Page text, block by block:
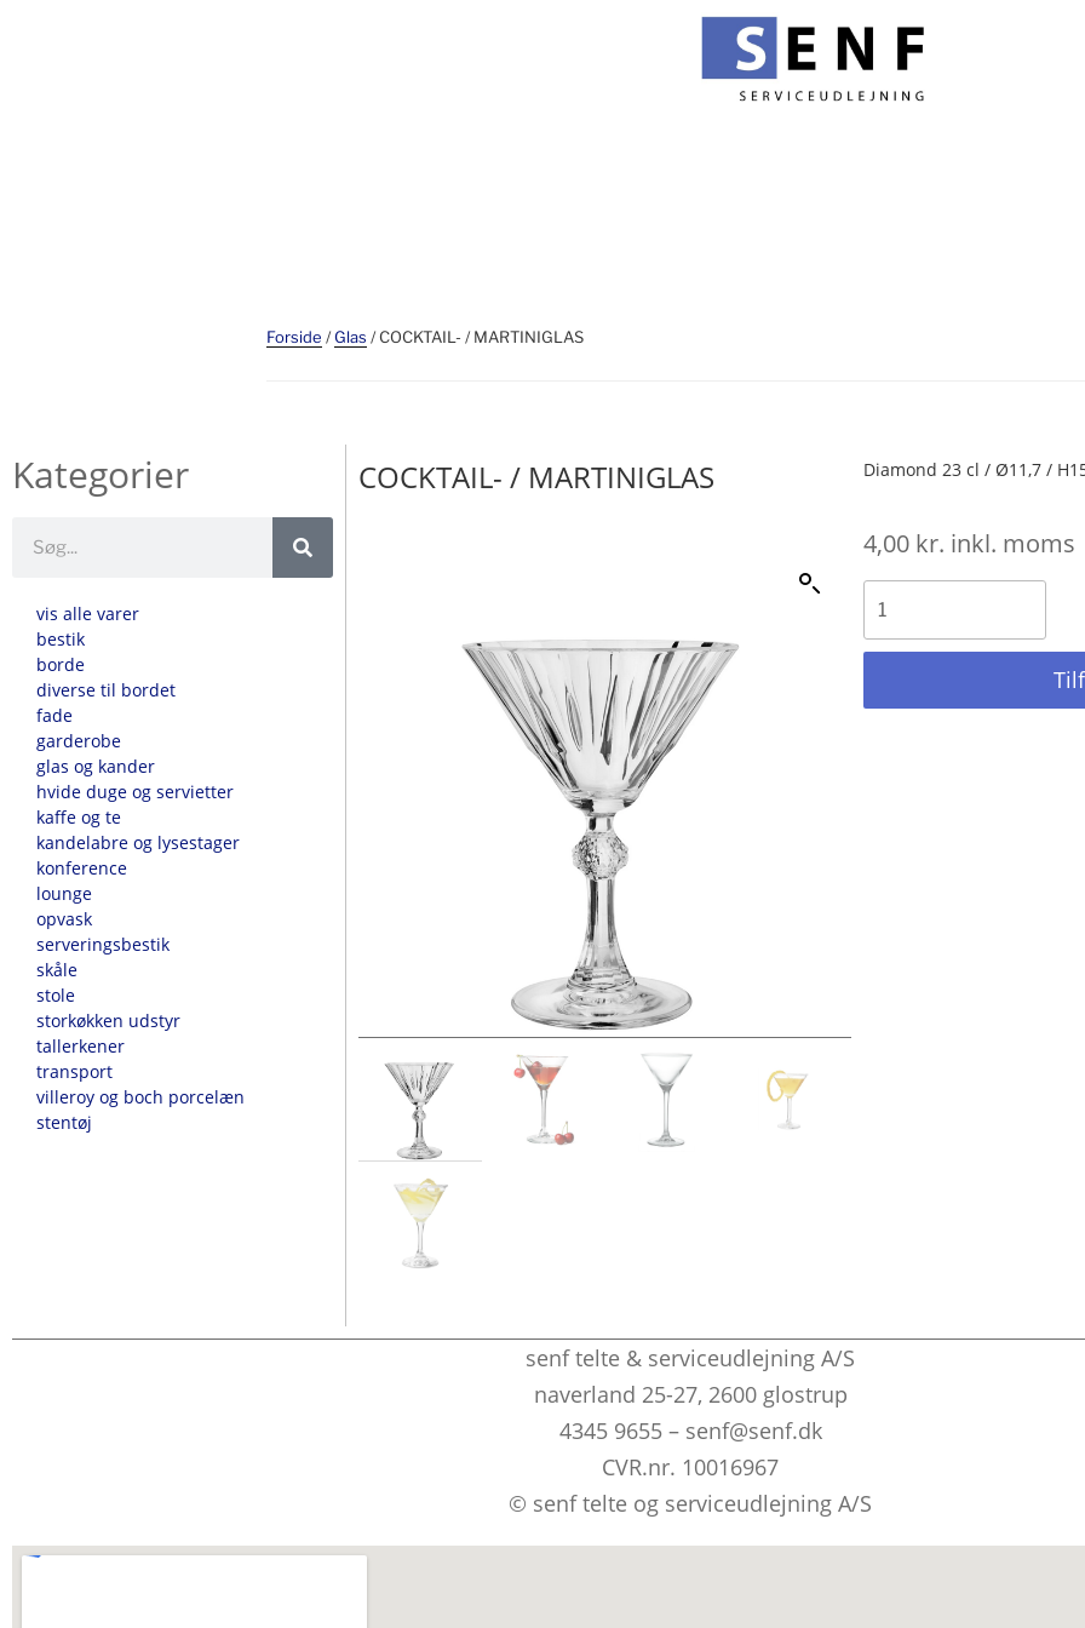
Forside /Glas / COCKTAIL- / MARTINIGLAS
Kategorier
vis alle varer
bestik
borde
diverse til bordet
fade
garderobe
glas og kander
hvide duge og servietter
kaffe og te
kandelabre og lysestager
konference
lounge
opvask
serveringsbestik
skåle
stole
storkøkken udstyr
tallerkener
transport
villeroy og boch porcelæn
stentøj
COCKTAIL- / MARTINIGLAS Diamond 23 cl / Ø11,7 /
4,00 kr. inkl. moms
senf telte & serviceudlejning A/S
naverland 25-27, 2600 glostrup
4345 9655 – senf@senf.dk
CVR.nr. 10016967
© senf telte og serviceudlejning A/S